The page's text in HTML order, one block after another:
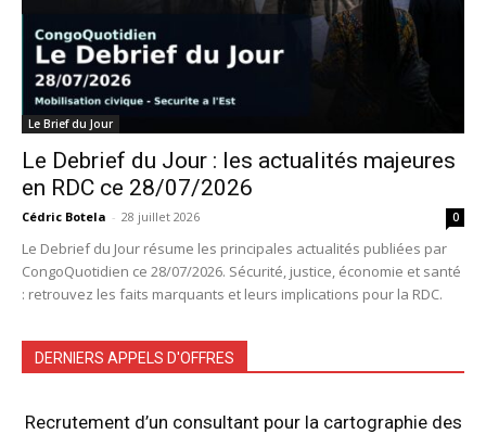
Le Brief du Jour
Le Debrief du Jour : les actualités majeures
en RDC ce 28/07/2026
Cédric Botela - 28 juillet 2026 0
Le Debrief du Jour résume les principales actualités publiées par
CongoQuotidien ce 28/07/2026. Sécurité, justice, économie et santé
: retrouvez les faits marquants et leurs implications pour la RDC.
DERNIERS APPELS D'OFFRES
Recrutement d’un consultant pour la cartographie des